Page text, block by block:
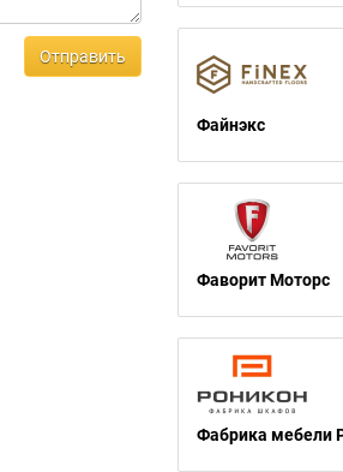
Отправить
Файнэкс
Фаворит Моторс
Фабрика мебели